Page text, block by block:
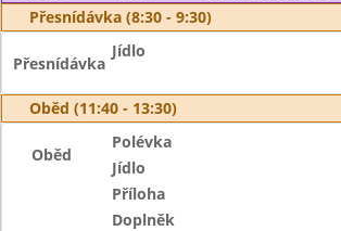
Přesnídávka (8:30 - 9:30)
Přesnídávka
Jídlo
Oběd (11:40 - 13:30)
Oběd
Polévka
Jídlo
Příloha
Doplněk